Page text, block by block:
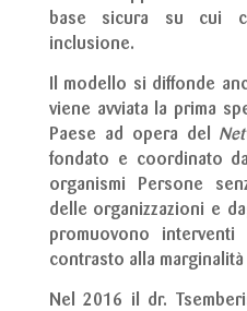
base sicura su cui
inclusione.
Il modello si diffonde
viene avviata la prima
Paese ad opera del
fondato e coordinato
organismi Persone
delle organizzazioni e
promuovono
contrasto alla marginalità
Nel 2016 il dr.